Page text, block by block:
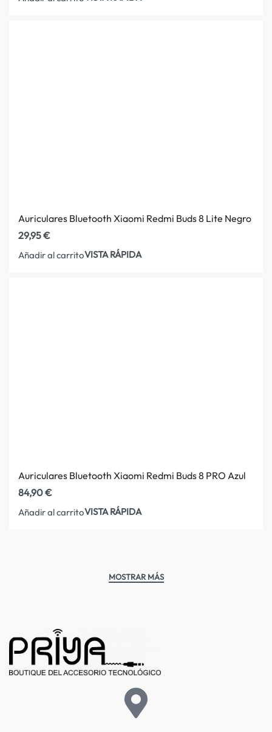
Auriculares Bluetooth Xiaomi Redmi Buds 8 Lite Negro
29,95€
Añadir al carritoVISTA RÁPIDA
Auriculares Bluetooth Xiaomi Redmi Buds 8 PRO Azul
84,90€
Añadir al carritoVISTA RÁPIDA